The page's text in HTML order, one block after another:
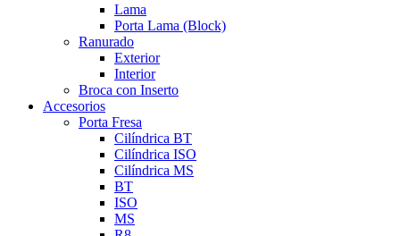
Lama
Porta Lama (Block)
Ranurado
Exterior
Interior
Broca con Inserto
Accesorios
Porta Fresa
Cilíndrica BT
Cilíndrica ISO
Cilíndrica MS
BT
ISO
MS